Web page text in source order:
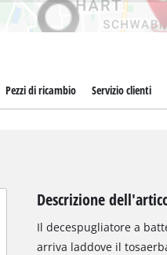
Pezzi di ricambio Servizio clienti
Descrizione
Il decespugliatore a
arriva laddove il